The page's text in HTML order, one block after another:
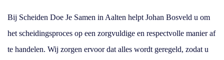
Bij Scheiden Doe Je Samen in Aalten helpt Johan Bosveld u om
het scheidingsproces op een zorgvuldige en respectvolle manier af
te handelen. Wij zorgen ervoor dat alles wordt geregeld, zodat u